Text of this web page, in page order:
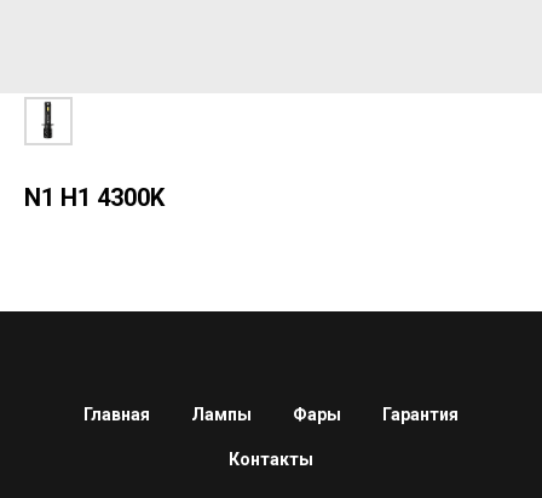
N1 H1 4300K
Главная Лампы Фары Гарантия
Контакты